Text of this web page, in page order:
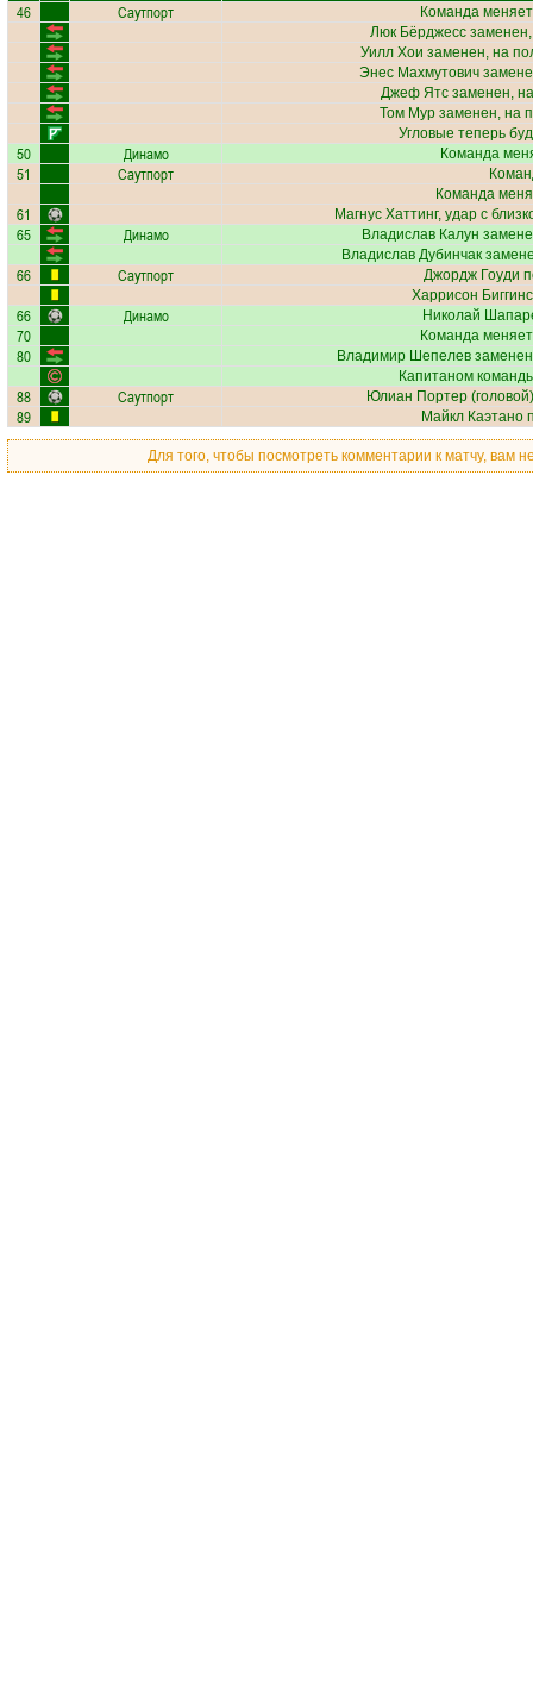
46 Саутпорт
Команда
Люк Бёрджесс
Уилл Хои заменен, на
Энес Махмутович
Джеф Ятс заменен,
Том Мур заменен, на
Угловые теперь
50 Динамо Команда
51 Саутпорт
Команда
61 Магнус Хаттинг, удар с
65 Динамо Владислав Калун
Владислав Дубинчак
66 Саутпорт Джордж Гоуди
Харрисон Биггинс
66 Динамо Николай
70 Команда
80 Владимир Шепелев
Капитаном
88 Саутпорт Юлиан Портер
89 Майкл Каэтано
Для того, чтобы посмотреть комментарии к матчу, вам